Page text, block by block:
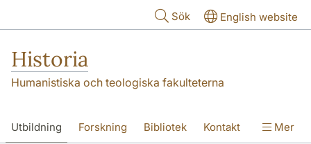
Sök English website
Historia
Humanistiska och teologiska fakulteterna
Utbildning Forskning Bibliotek Kontakt Mer